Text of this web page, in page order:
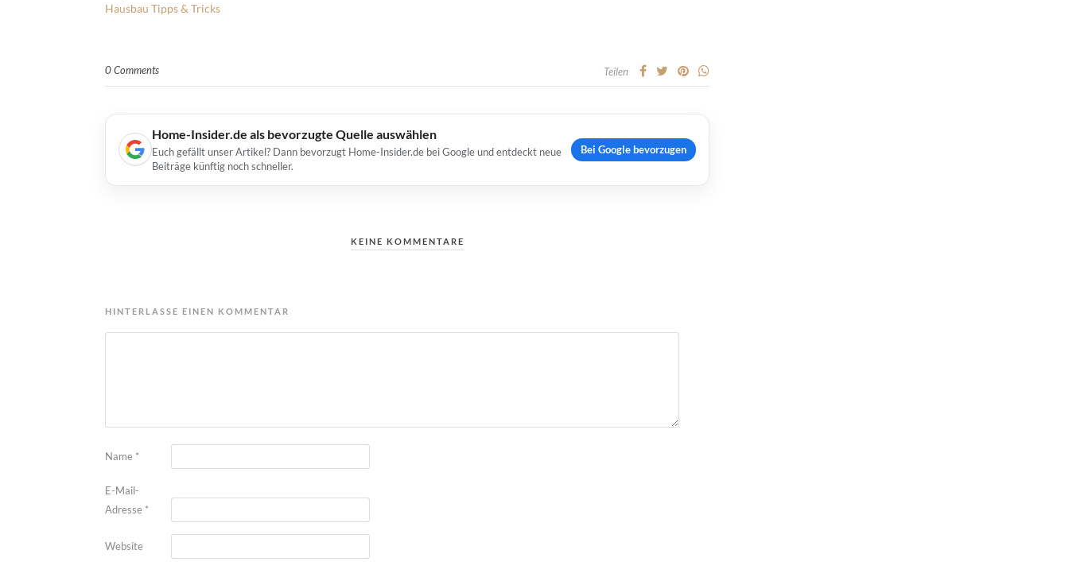
Hausbau Tipps & Tricks
0 Comments Teilen
Home-Insider.de als bevorzugte Quelle auswählen
Euch gefällt unser Artikel? Dann bevorzugt Home-Insider.de bei Google und entdeckt neue
Beiträge künftig noch schneller.
Bei Google bevorzugen
KEINE KOMMENTARE
HINTERLASSE EINEN KOMMENTAR
Name *
E-Mail-
Adresse *
Website